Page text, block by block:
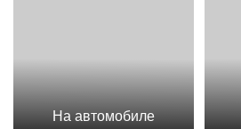
На автомобиле